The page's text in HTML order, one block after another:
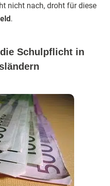
nicht nach, droht für diese
.
Schulpflicht in